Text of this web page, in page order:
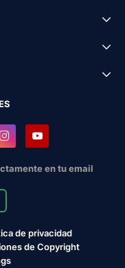
en tu email
de privacidad
de Copyright